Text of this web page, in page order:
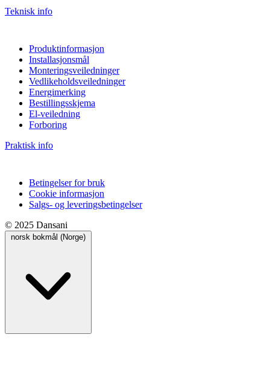
Teknisk info
Produktinformasjon
Installasjonsmål
Monteringsveiledninger
Vedlikeholdsveiledninger
Energimerking
Bestillingsskjema
El-veiledning
Forboring
Praktisk info
Betingelser for bruk
Cookie informasjon
Salgs- og leveringsbetingelser
© 2025 Dansani
norsk bokmål (Norge)